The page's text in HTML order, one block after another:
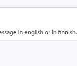
in english or in finnish.